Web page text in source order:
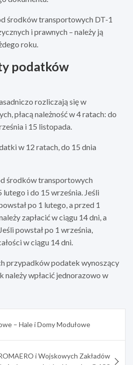
środków transportowych DT-1
i prawnych – należy ją
roku.
podatków
rozliczają się w
płacą należność w 4 ratach: do
i 15 listopada.
w 12 ratach, do 15 dnia
środków transportowych
i do 15 września. Jeśli
po 1 lutego, a przed 1
zapłacić w ciągu 14 dni, a
powstał po 1 września,
w ciągu 14 dni.
przypadków podatek wynoszący
należy wpłacić jednorazowo w
– Hale i Domy Modułowe
i Wojskowych Zakładów